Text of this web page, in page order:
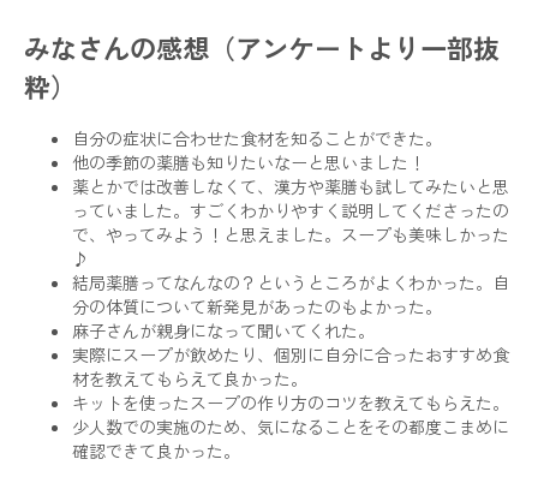
みなさんの感想（アンケートより一部抜
粋）
自分の症状に合わせた食材を知ることができた。
他の季節の薬膳も知りたいなーと思いました！
薬とかでは改善しなくて、漢方や薬膳も試してみたいと思
っていました。すごくわかりやすく説明してくださったの
で、やってみよう！と思えました。スープも美味しかった
♪
結局薬膳ってなんなの？というところがよくわかった。自
分の体質について新発見があったのもよかった。
麻子さんが親身になって聞いてくれた。
実際にスープが飲めたり、個別に自分に合ったおすすめ食
材を教えてもらえて良かった。
キットを使ったスープの作り方のコツを教えてもらえた。
少人数での実施のため、気になることをその都度こまめに
確認できて良かった。